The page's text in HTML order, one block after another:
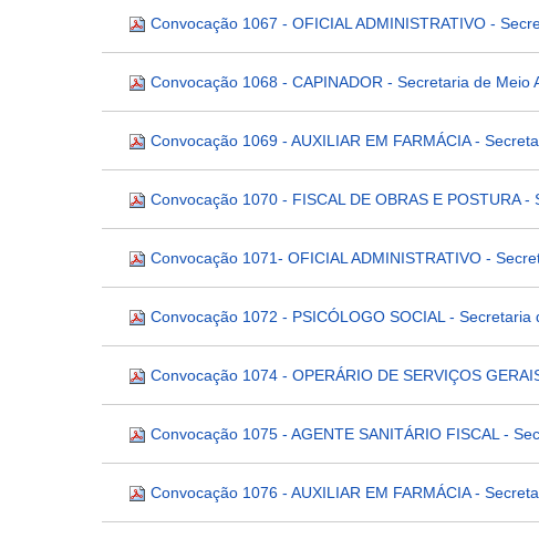
Convocação 1067 - OFICIAL ADMINISTRATIVO -
Convocação 1068 - CAPINADOR - Secretaria de Meio
Convocação 1069 - AUXILIAR EM FARMÁCIA -
Convocação 1070 - FISCAL DE OBRAS E POSTURA
Convocação 1071- OFICIAL ADMINISTRATIVO -
Convocação 1072 - PSICÓLOGO SOCIAL - Secretaria
Convocação 1074 - OPERÁRIO DE SERVIÇOS
Convocação 1075 - AGENTE SANITÁRIO FISCAL -
Convocação 1076 - AUXILIAR EM FARMÁCIA -